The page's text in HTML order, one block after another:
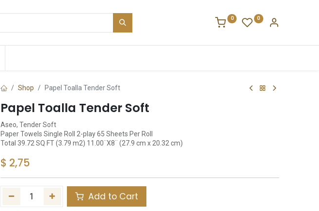
0 0
Shop Papel Toalla Tender Soft
Papel Toalla Tender Soft
Aseo, Tender Soft
Paper Towels Single Roll 2-play 65 Sheets Per Roll
Total 39.72 SQ FT (3.79 m2) 11.00¨X8¨ (27.9 cm x 20.32 cm)
$ 2,75
Add to Cart